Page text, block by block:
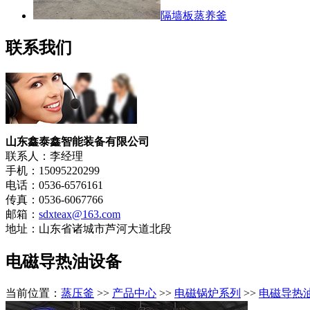
隔墙板蒸养釜
联系我们
山东鑫泰鑫智能装备有限公司
联系人：李经理
手机：15095220299
电话：0536-6576161
传真：0536-6067766
邮箱： sdxteax@163.com
地址：山东省诸城市芦河大道北段
电磁导热油设备
当前位置： 蒸压釜 >> 产品中心 >> 电磁锅炉系列 >> 电磁导热